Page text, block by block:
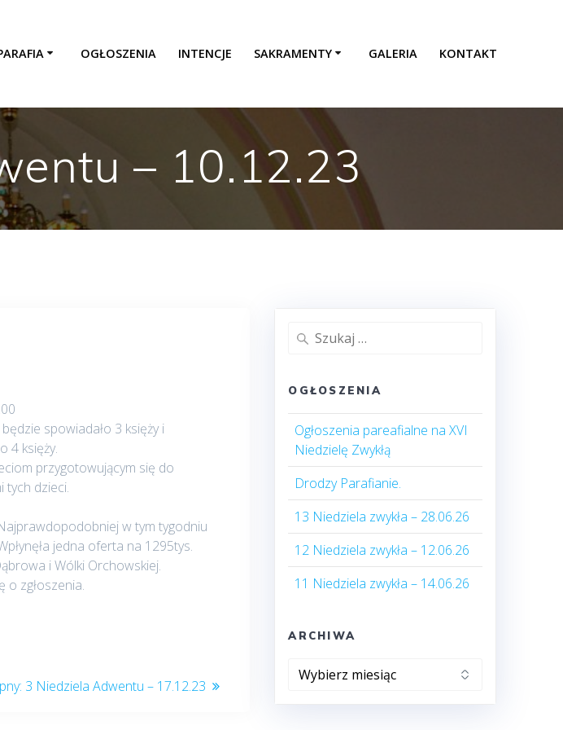
OGŁOSZENIA INTENCJE SAKRAMENTY GALERIA KONTAKT
– 10.12.23
spowiadało 3 księży i
4 księży.
przygotowującym się do
tych dzieci.
w tym tygodniu
jedna oferta na 1295tys.
i Wólki Orchowskiej.
o zgłoszenia.
Następny
3 Niedziela Adwentu – 17.12.23
Szukaj:
OGŁOSZENIA
Ogłoszenia pareafialne na XVI
Niedzielę Zwykłą
Drodzy Parafianie.
13 Niedziela zwykła – 28.06.26
12 Niedziela zwykła – 12.06.26
11 Niedziela zwykła – 14.06.26
ARCHIWA
Archiwa